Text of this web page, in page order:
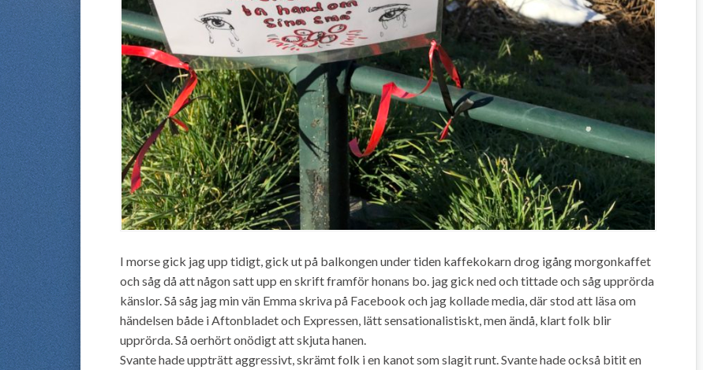
I morse gick jag upp tidigt, gick ut på balkongen under tiden kaffekokarn drog igång morgonkaffet
och såg då att någon satt upp en skrift framför honans bo. jag gick ned och tittade och såg upprörda
känslor. Så såg jag min vän Emma skriva på Facebook och jag kollade media, där stod att läsa om
händelsen både i Aftonbladet och Expressen, lätt sensationalistiskt, men ändå, klart folk blir
upprörda. Så oerhört onödigt att skjuta hanen.
Svante hade uppträtt aggressivt, skrämt folk i en kanot som slagit runt. Svante hade också bitit en